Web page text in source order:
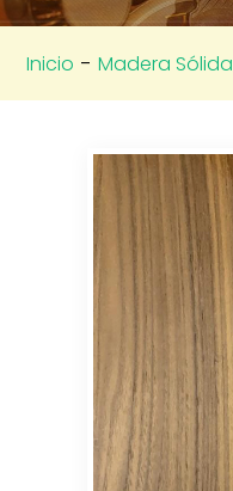
Inicio -Madera Sólida